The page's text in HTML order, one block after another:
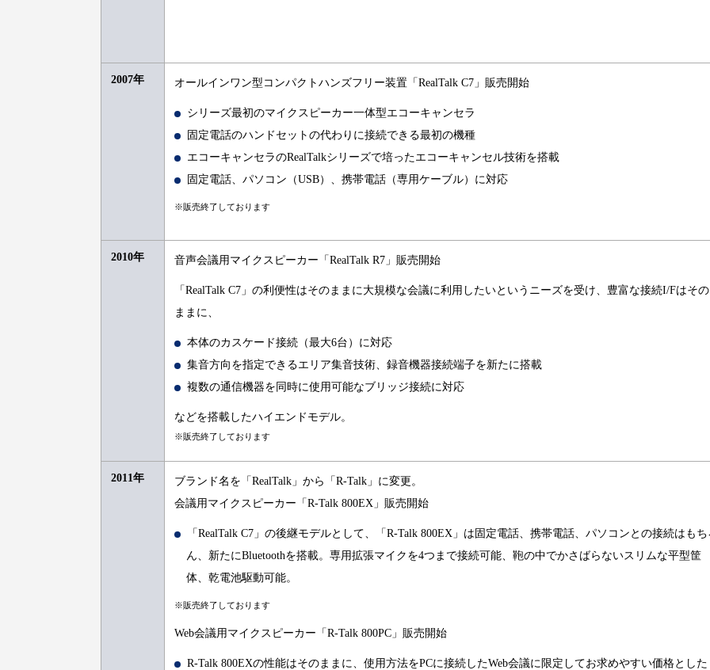
2007年 オールインワン型コンパクトハンズフリー装置「RealTalk C7」販売開始
シリーズ最初のマイクスピーカー一体型エコーキャンセラ
固定電話のハンドセットの代わりに接続できる最初の機種
エコーキャンセラのRealTalkシリーズで培ったエコーキャンセル技術を搭載
固定電話、パソコン（USB）、携帯電話（専用ケーブル）に対応
※販売終了しております
2010年 音声会議用マイクスピーカー「RealTalk R7」販売開始
「RealTalk C7」の利便性はそのままに大規模な会議に利用したいというニーズを受け、豊富な接続I/Fはその
ままに、
本体のカスケード接続（最大6台）に対応
集音方向を指定できるエリア集音技術、録音機器接続端子を新たに搭載
複数の通信機器を同時に使用可能なブリッジ接続に対応
などを搭載したハイエンドモデル。
※販売終了しております
2011年
ブランド名を「RealTalk」から「R-Talk」に変更。
会議用マイクスピーカー「R-Talk 800EX」販売開始
「RealTalk C7」の後継モデルとして、「R-Talk 800EX」は固定電話、携帯電話、パソコンとの接続はもち
ん、新たにBluetoothを搭載。専用拡張マイクを4つまで接続可能、鞄の中でかさばらないスリムな平型筐
体、乾電池駆動可能。
※販売終了しております
Web会議用マイクスピーカー「R-Talk 800PC」販売開始
R-Talk 800EXの性能はそのままに、使用方法をPCに接続したWeb会議に限定してお求めやすい価格とした